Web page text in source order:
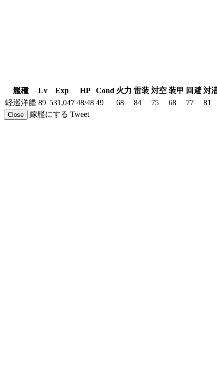
艦種 Lv Exp HP Cond 火力 雷装 対空 装甲 回避 対
軽巡洋艦 89 531,047 48/48 49 68 84 75 68 77 81
Close 嫁艦にする Tweet